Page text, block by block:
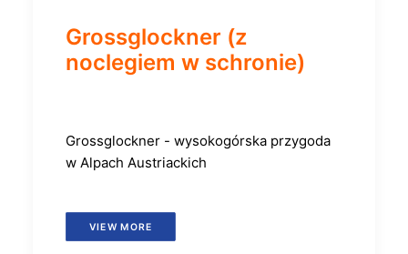
Grossglockner (z
noclegiem w schronie)
Grossglockner - wysokogórska przygoda
w Alpach Austriackich
VIEW MORE